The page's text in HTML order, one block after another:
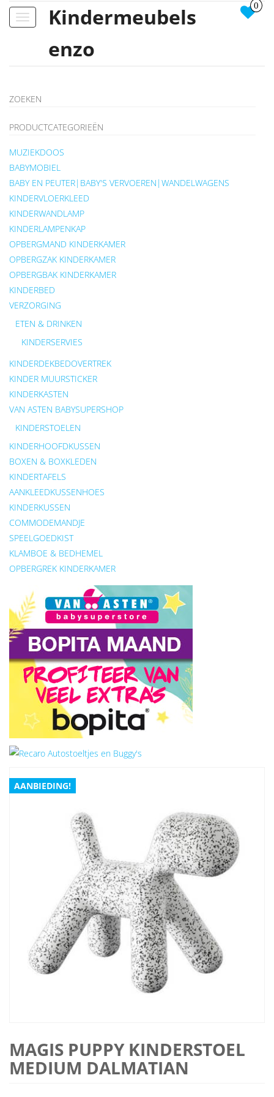
Toggle
Kindermeubels
enzo
0
ZOEKEN
PRODUCTCATEGORIEËN
MUZIEKDOOS
BABYMOBIEL
BABY EN PEUTER|BABY'S VERVOEREN|WANDELWAGENS
KINDERVLOERKLEED
KINDERWANDLAMP
KINDERLAMPENKAP
OPBERGMAND KINDERKAMER
OPBERGZAK KINDERKAMER
OPBERGBAK KINDERKAMER
KINDERBED
VERZORGING
ETEN & DRINKEN
KINDERSERVIES
KINDERDEKBEDOVERTREK
KINDER MUURSTICKER
KINDERKASTEN
VAN ASTEN BABYSUPERSHOP
KINDERSTOELEN
KINDERHOOFDKUSSEN
BOXEN & BOXKLEDEN
KINDERTAFELS
AANKLEEDKUSSENHOES
KINDERKUSSEN
COMMODEMANDJE
SPEELGOEDKIST
KLAMBOE & BEDHEMEL
OPBERGREK KINDERKAMER
AANBIEDING!
MAGIS PUPPY KINDERSTOEL
MEDIUM DALMATIAN